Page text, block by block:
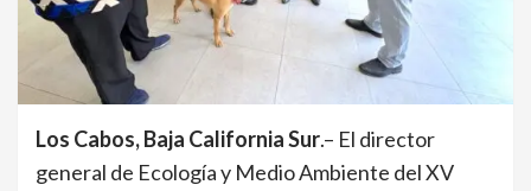
Los Cabos, Baja California Sur.– El director
general de Ecología y Medio Ambiente del XV